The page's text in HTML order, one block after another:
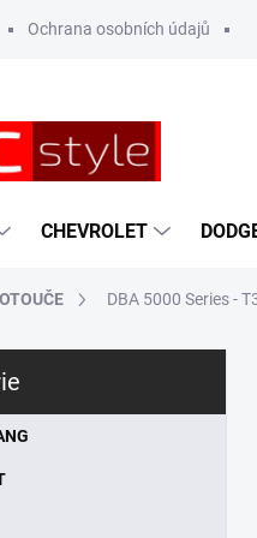
Ochrana osobních údajů
CHEVROLET
DBA 5000 Series -